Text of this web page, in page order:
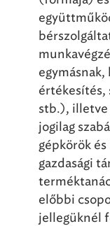
értékesítés,
stb.), illetve
jogilag
gépkörök
gazdasági
előbbi
jellegüknél